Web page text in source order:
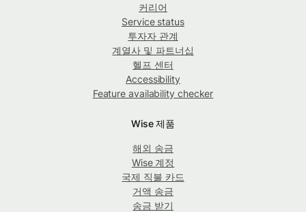
커리어
Service status
투자자 관계
계열사 및 파트너십
헬프 센터
Accessibility
Feature availability checker
Wise 제품
해외 송금
Wise 계정
국제 직불 카드
거액 송금
송금 받기